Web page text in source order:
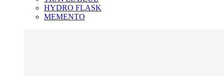
HYDRO FLASK
MEMENTO